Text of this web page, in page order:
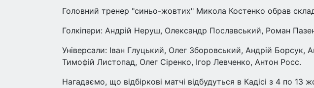
Головний тренер "синьо-жовтих" Микола Костенко обрав
Голкіпери: Андрій Неруш, Олександр Пославський, Роман
Універсали: Іван Глуцький, Олег Зборовський, Андрій Борсук,
Тимофій Листопад, Олег Сіренко, Ігор Левченко, Антон Росс.
Нагадаємо, що відбіркові матчі відбудуться в Кадісі з 4 по 13